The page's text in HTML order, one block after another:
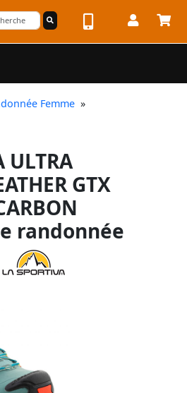
Femme »
ULTRA
GTX
randonnée